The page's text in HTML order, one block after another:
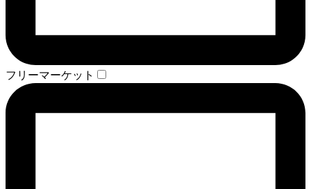
フリーマーケット